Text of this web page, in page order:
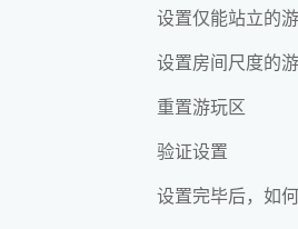
设置仅能站立的
设置房间尺度的
重置游玩区
验证设置
设置完毕后，如